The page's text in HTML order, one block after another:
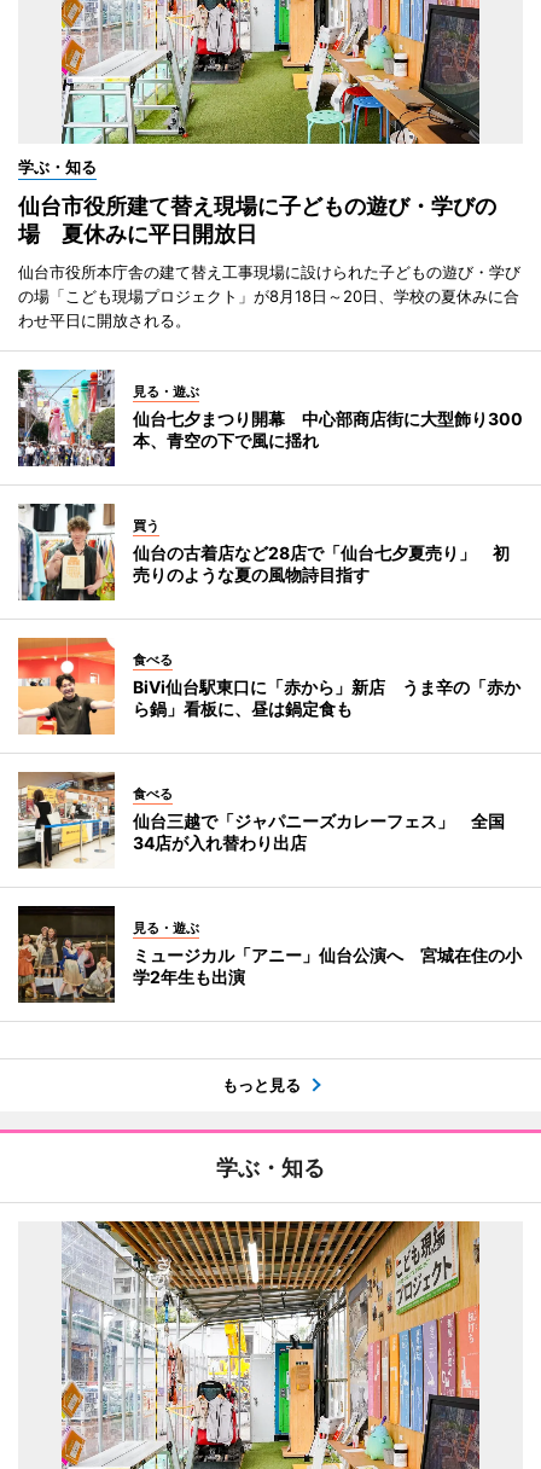
学ぶ・知る
仙台市役所建て替え現場に子どもの遊び・学びの
場 夏休みに平日開放日
仙台市役所本庁舎の建て替え工事現場に設けられた子どもの遊び・学び
の場「こども現場プロジェクト」が8月18日～20日、学校の夏休みに合
わせ平日に開放される。
見る・遊ぶ
仙台七夕まつり開幕 中心部商店街に大型飾り300
本、青空の下で風に揺れ
買う
仙台の古着店など28店で「仙台七夕夏売り」 初
売りのような夏の風物詩目指す
食べる
BiVi仙台駅東口に「赤から」新店 うま辛の「赤か
ら鍋」看板に、昼は鍋定食も
食べる
仙台三越で「ジャパニーズカレーフェス」 全国
34店が入れ替わり出店
見る・遊ぶ
ミュージカル「アニー」仙台公演へ 宮城在住の小
学2年生も出演
もっと見る
学ぶ・知る